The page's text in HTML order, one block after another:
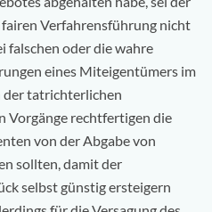
Verfahrensführung nicht
falschen oder die wahre
eines Miteigentümers im
der tatrichterlichen
Vorgänge rechtfertigen die
von der Abgabe von
sollten, damit der
selbst günstig ersteigern